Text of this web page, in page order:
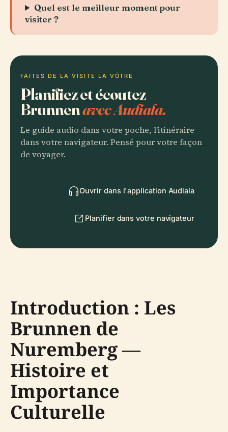
Quel est le meilleur moment pour
visiter ?
FAITES DE LA VISITE LA VÔTRE
Planifiez et écoutez
Brunnenavec Audiala.
Le guide audio dans votre poche, l'itinéraire
dans votre navigateur. Pensé pour votre façon
de voyager.
Ouvrir dans l'application Audiala
Planifier dans votre navigateur
Introduction : Les
Brunnen de
Nuremberg —
Histoire et
Importance
Culturelle